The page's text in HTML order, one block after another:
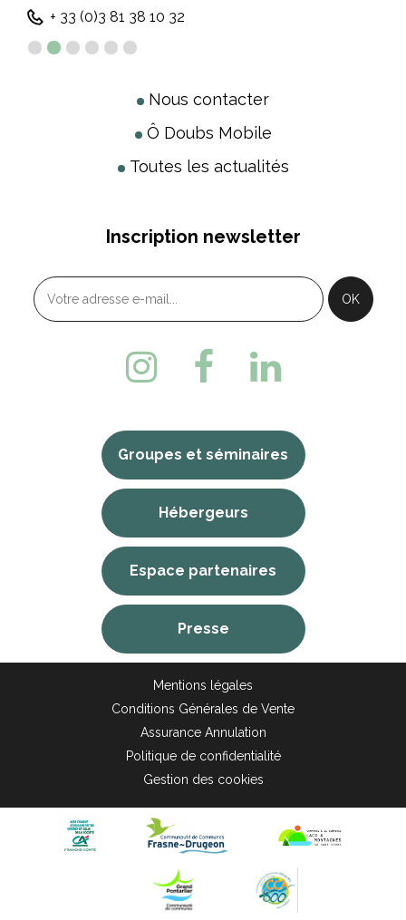
+ 33 (0)3 81 38 10 32
Nous contacter
Ô Doubs Mobile
Toutes les actualités
Inscription newsletter
Groupes et séminaires
Hébergeurs
Espace partenaires
Presse
Mentions légales
Conditions Générales de Vente
Assurance Annulation
Politique de confidentialité
Gestion des cookies